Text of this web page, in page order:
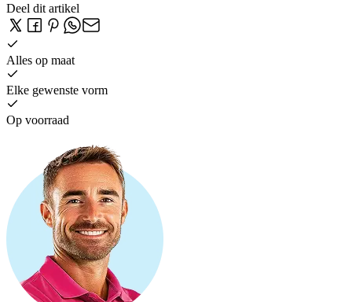
Deel dit artikel
Alles op maat
Elke gewenste vorm
Op voorraad